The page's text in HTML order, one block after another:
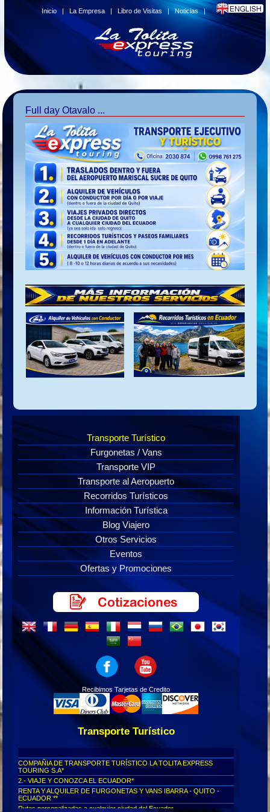
Inicio |La Empresa |Libro de Visitas |Noticias|
Full day Otavalo ...
Transporte Turístico
Furgonetas / Vans
Transporte VIP
Transporte al Aeropuerto
Recorridos Turísticos
Información Turística
Blog Viajero
Otros Servicios
Eventos
Ofertas y Promociones
Recibimos Tarjetas de Credito
Transporte Turístico
COMPAÑIA DE TRANSPORTE TURÍSTICO LA TOLITA EXPRESS
TOURING S.A*
2.- VIAJE Y CONOZCA EL ECUADOR*
RENTA Y ALQUILER DE FURGONETAS Y VANS IBARRA - QUITO -
ECUADOR **
Rutas personalizadas a cualquier ciudad del Ecuador...